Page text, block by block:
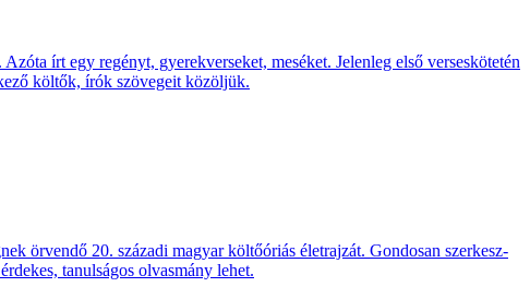
írt egy regényt, gyerek­verseket, meséket. Jelen­leg első verses­kötetén
költők, írók szöve­geit közöljük.
örven­dő 20. századi magyar költő­óriás élet­rajzát. Gondo­san szer­kesz­
tanul­ságos olvas­mány lehet.